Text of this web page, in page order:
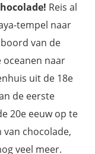
Reis al
tempel naar
van de
oceanen naar
uit de 18e
de eerste
20e eeuw op te
chocolade,
veel meer.